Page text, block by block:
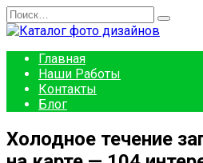
Перейти
к
Search
for:
Главная
Наши Работы
Контакты
Блог
Холодное течение